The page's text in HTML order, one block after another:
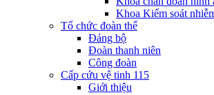
Khoa Kiểm soát
Tổ chức đoàn thể
Đảng bộ
Đoàn thanh niên
Công đoàn
Cấp cứu vệ tinh 115
Giới thiệu